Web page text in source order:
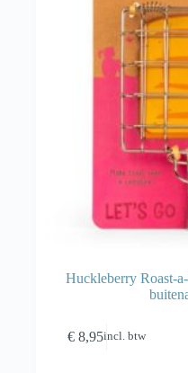
Huckleberry Roast-
€ 8,95incl. btw